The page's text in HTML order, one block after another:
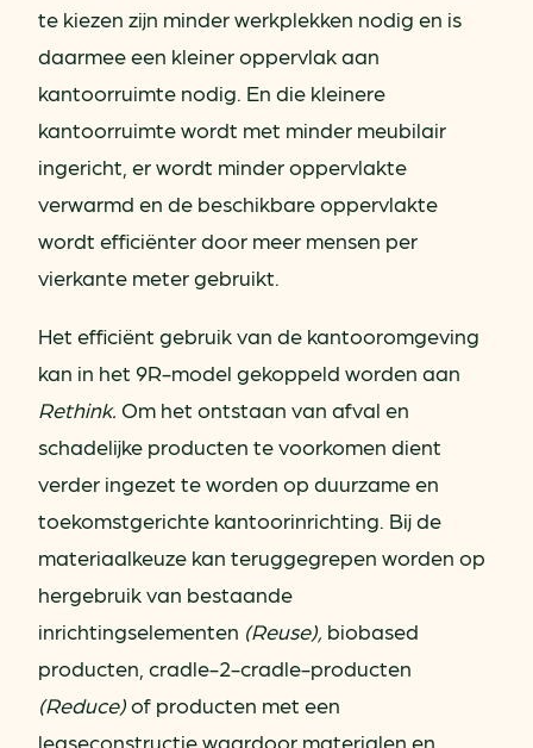
te kiezen zijn minder werkplekken nodig en is
daarmee een kleiner oppervlak aan
kantoorruimte nodig. En die kleinere
kantoorruimte wordt met minder meubilair
ingericht, er wordt minder oppervlakte
verwarmd en de beschikbare oppervlakte
wordt efficiënter door meer mensen per
vierkante meter gebruikt.
Het efficiënt gebruik van de kantooromgeving
kan in het 9R-model gekoppeld worden aan
Rethink. Om het ontstaan van afval en
schadelijke producten te voorkomen dient
verder ingezet te worden op duurzame en
toekomstgerichte kantoorinrichting. Bij de
materiaalkeuze kan teruggegrepen worden op
hergebruik van bestaande
inrichtingselementen (Reuse), biobased
producten, cradle-2-cradle-producten
(Reduce)of producten met een
leaseconstructie waardoor materialen en